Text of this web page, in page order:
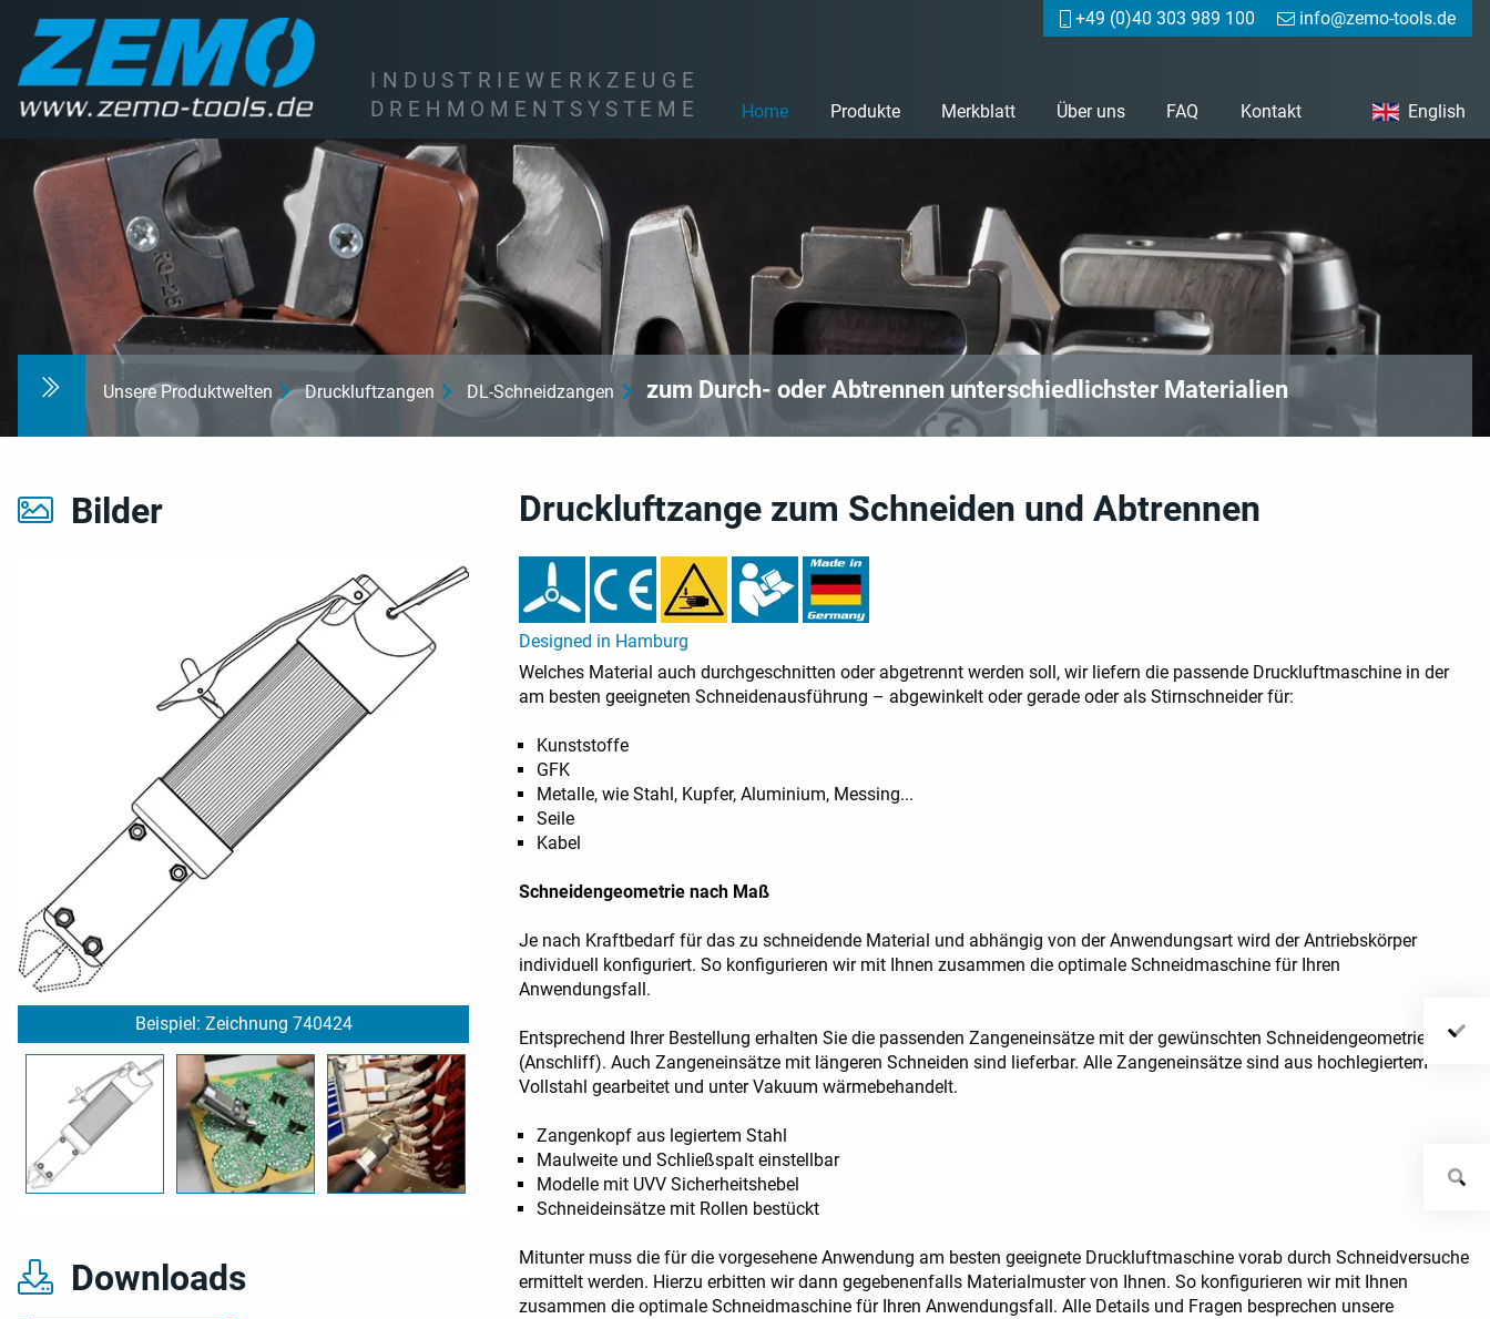
+49 (0)40 303 989 100 info@zemo-tools.de
I N D U S T R I E W E R K Z E U G E
D R E H M O M E N T S Y S T E M E Home Produkte Merkblatt Über uns FAQ Kontakt English
Unsere Produktwelten Druckluftzangen DL-Schneidzangen zum Durch- oder Abtrennen unterschiedlichster Materialien
Bilder
Beispiel: Zeichnung 740424
Downloads
Druckluftzange zum Schneiden und Abtrennen
Designed in Hamburg
Welches Material auch durchgeschnitten oder abgetrennt werden soll, wir liefern die passende Druckluftmaschine in der
am besten geeigneten Schneidenausführung – abgewinkelt oder gerade oder als Stirnschneider für:
Kunststoffe
GFK
Metalle, wie Stahl, Kupfer, Aluminium, Messing...
Seile
Kabel
Schneidengeometrie nach Maß
Je nach Kraftbedarf für das zu schneidende Material und abhängig von der Anwendungsart wird der Antriebskörper
individuell konfiguriert. So konfigurieren wir mit Ihnen zusammen die optimale Schneidmaschine für Ihren
Anwendungsfall.
Entsprechend Ihrer Bestellung erhalten Sie die passenden Zangeneinsätze mit der gewünschten Schneidengeometrie
(Anschliff). Auch Zangeneinsätze mit längeren Schneiden sind lieferbar. Alle Zangeneinsätze sind aus hochlegiertem
Vollstahl gearbeitet und unter Vakuum wärmebehandelt.
Zangenkopf aus legiertem Stahl
Maulweite und Schließspalt einstellbar
Modelle mit UVV Sicherheitshebel
Schneideinsätze mit Rollen bestückt
Mitunter muss die für die vorgesehene Anwendung am besten geeignete Druckluftmaschine vorab durch Schneidversuche
ermittelt werden. Hierzu erbitten wir dann gegebenenfalls Materialmuster von Ihnen. So konfigurieren wir mit Ihnen
zusammen die optimale Schneidmaschine für Ihren Anwendungsfall. Alle Details und Fragen besprechen unsere